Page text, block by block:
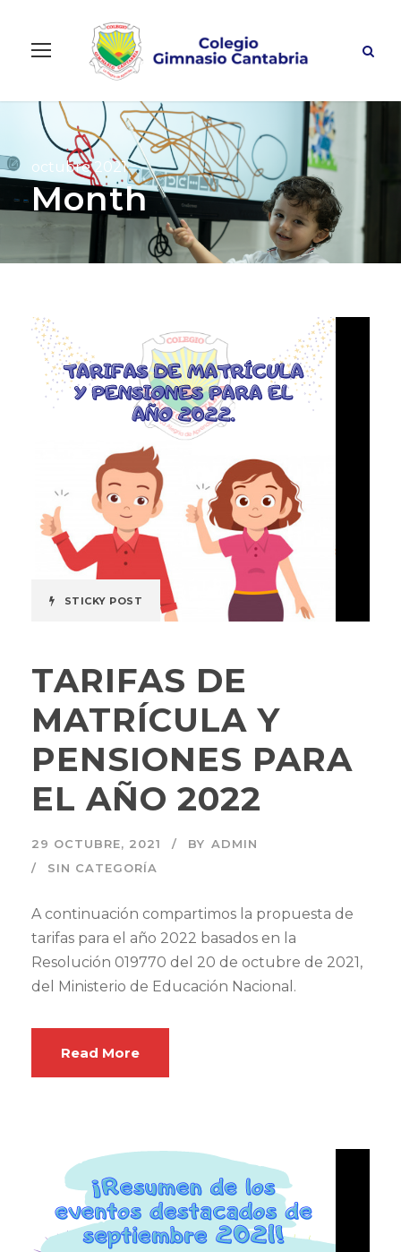
octubre 2021
Month
STICKY POST
TARIFAS DE
MATRÍCULA Y
PENSIONES PARA
EL AÑO 2022
29 OCTUBRE, 2021 BY ADMIN
SIN CATEGORÍA
A continuación compartimos la propuesta de
tarifas para el año 2022 basados en la
Resolución 019770 del 20 de octubre de 2021,
del Ministerio de Educación Nacional.
Read More